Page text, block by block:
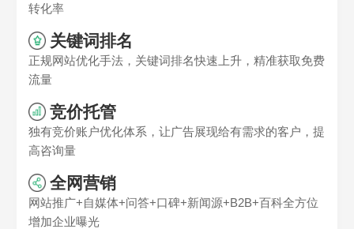
转化率
关键词排名
正规网站优化手法，关键词排名快速上升，精准获取免费
流量
竞价托管
独有竞价账户优化体系，让广告展现给有需求的客户，提
高咨询量
全网营销
网站推广+自媒体+问答+口碑+新闻源+B2B+百科全方位
增加企业曝光